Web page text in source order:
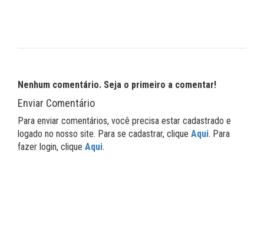
Nenhum comentário. Seja o primeiro a comentar!
Enviar Comentário
Para enviar comentários, você precisa estar cadastrado e
logado no nosso site. Para se cadastrar, clique Aqui. Para
fazer login, clique Aqui.